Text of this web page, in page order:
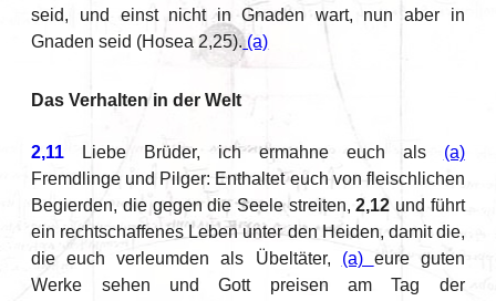
seid, und einst nicht in Gnaden wart, nun aber in
Gnaden seid (Hosea 2,25).(a)
Das Verhalten in der Welt
2,11 Liebe Brüder, ich ermahne euch als (a)
Fremdlinge und Pilger: Enthaltet euch von fleischlichen
Begierden, die gegen die Seele streiten,2,12 und führt
ein rechtschaffenes Leben unter den Heiden, damit die,
die euch verleumden als Übeltäter, (a) eure guten
Werke sehen und Gott preisen am Tag der